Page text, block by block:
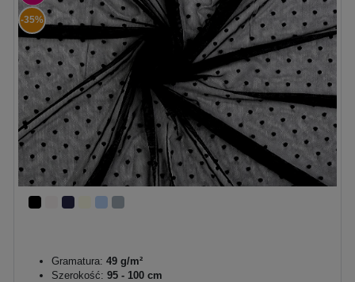
-35%
Gramatura: 49 g/m²
Szerokość: 95 - 100 cm